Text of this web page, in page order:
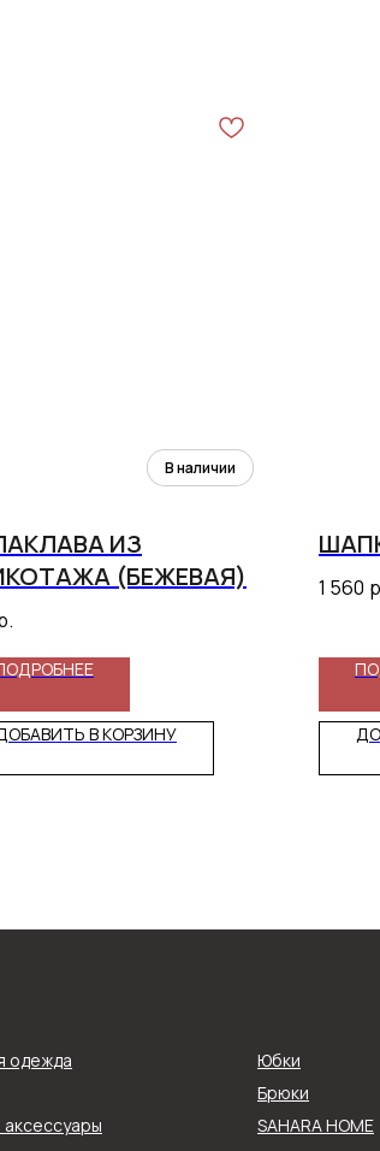
ИЗ
(БЕЖЕВАЯ)
В КОРЗИНУ
1 560
одежда
аксессуары
Юбки
Брюки
SAHARA HOME